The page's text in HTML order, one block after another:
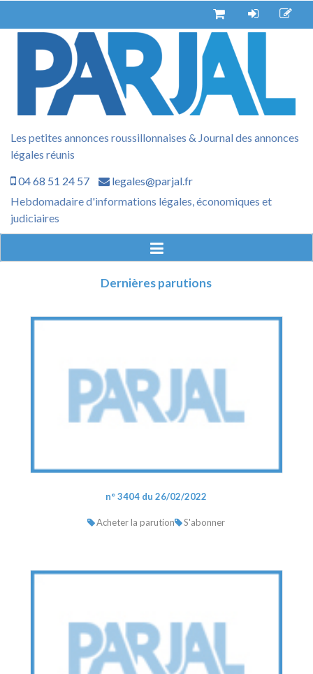
Les petites annonces roussillonnaises & Journal des annonces
légales réunis
04 68 51 24 57
legales@parjal.fr
Hebdomadaire d'informations légales, économiques et
judiciaires
Dernières parutions
n° 3404 du 26/02/2022
Acheter la parution S'abonner